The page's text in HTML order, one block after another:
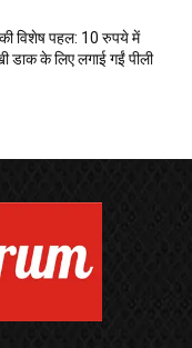
की विशेष पहल: 10 रुपये में
डाक के लिए लगाई गईं पीली